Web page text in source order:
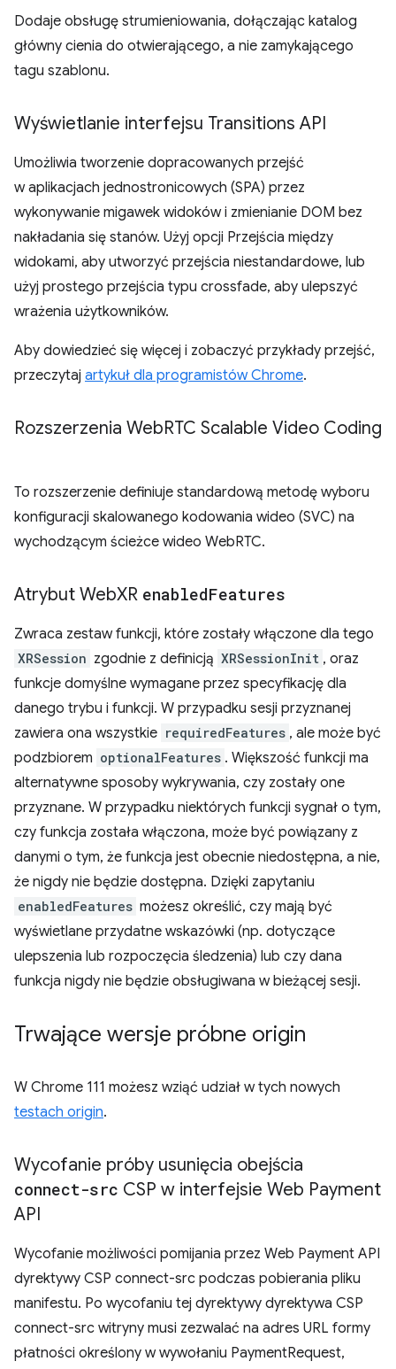
Dodaje obsługę strumieniowania, dołączając katalog
główny cienia do otwierającego, a nie zamykającego
tagu szablonu.
Wyświetlanie interfejsu Transitions API
Umożliwia tworzenie dopracowanych przejść
w aplikacjach jednostronicowych (SPA) przez
wykonywanie migawek widoków i zmienianie DOM bez
nakładania się stanów. Użyj opcji Przejścia między
widokami, aby utworzyć przejścia niestandardowe, lub
użyj prostego przejścia typu crossfade, aby ulepszyć
wrażenia użytkowników.
Aby dowiedzieć się więcej i zobaczyć przykłady przejść,
przeczytaj artykuł dla programistów Chrome.
Rozszerzenia WebRTC Scalable Video Coding
To rozszerzenie definiuje standardową metodę wyboru
konfiguracji skalowanego kodowania wideo (SVC) na
wychodzącym ścieżce wideo WebRTC.
Atrybut WebXR enabledFeatures
Zwraca zestaw funkcji, które zostały włączone dla tego
XRSession zgodnie z definicją XRSessionInit , oraz
funkcje domyślne wymagane przez specyfikację dla
danego trybu i funkcji. W przypadku sesji przyznanej
zawiera ona wszystkie requiredFeatures , ale może być
podzbiorem optionalFeatures . Większość funkcji ma
alternatywne sposoby wykrywania, czy zostały one
przyznane. W przypadku niektórych funkcji sygnał o tym,
czy funkcja została włączona, może być powiązany z
danymi o tym, że funkcja jest obecnie niedostępna, a nie,
że nigdy nie będzie dostępna. Dzięki zapytaniu
enabledFeatures możesz określić, czy mają być
wyświetlane przydatne wskazówki (np. dotyczące
ulepszenia lub rozpoczęcia śledzenia) lub czy dana
funkcja nigdy nie będzie obsługiwana w bieżącej sesji.
Trwające wersje próbne origin
W Chrome 111 możesz wziąć udział w tych nowych
testach origin.
Wycofanie próby usunięcia obejścia
connect-src CSP w interfejsie Web Payment
API
Wycofanie możliwości pomijania przez Web Payment API
dyrektywy CSP connect-src podczas pobierania pliku
manifestu. Po wycofaniu tej dyrektywy dyrektywa CSP
connect-src witryny musi zezwalać na adres URL formy
płatności określony w wywołaniu PaymentRequest,